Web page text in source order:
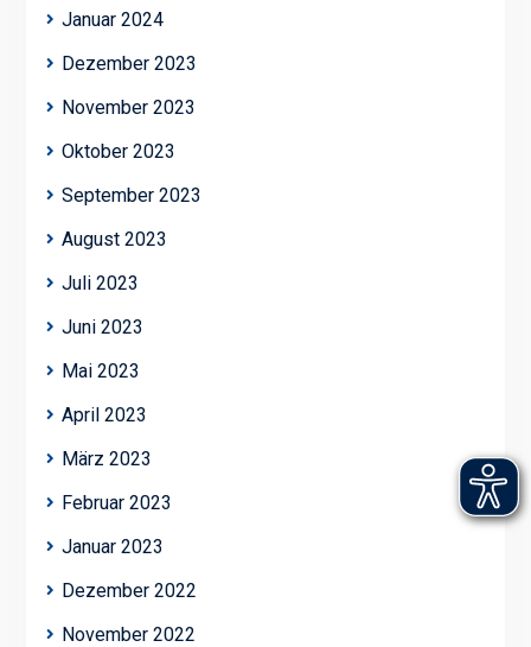
Januar 2024
Dezember 2023
November 2023
Oktober 2023
September 2023
August 2023
Juli 2023
Juni 2023
Mai 2023
April 2023
März 2023
Februar 2023
Januar 2023
Dezember 2022
November 2022